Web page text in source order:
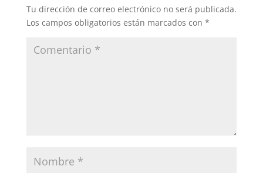
Tu dirección de correo electrónico no será publicada.
Los campos obligatorios están marcados con *